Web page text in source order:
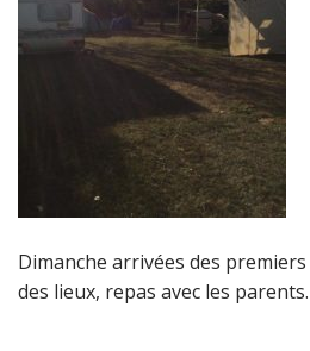
Dimanche arrivées des
des lieux, repas avec les